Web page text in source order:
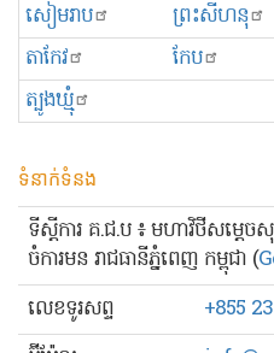
សៀមរាប
ព្រះសីហនុ
តាកែវ
កែប
ត្បូងឃ្មុំ
ទំនាក់ទំនង
ទីស្ដីការ គ.ជ.ប ៖ មហាវិថីសម្ដេច
ចំការមន រាជធានីភ្នំពេញ កម្ពុជា (
លេខ​ទូរសព្ទ
+855